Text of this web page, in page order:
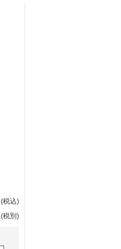
(税込)
(税別)